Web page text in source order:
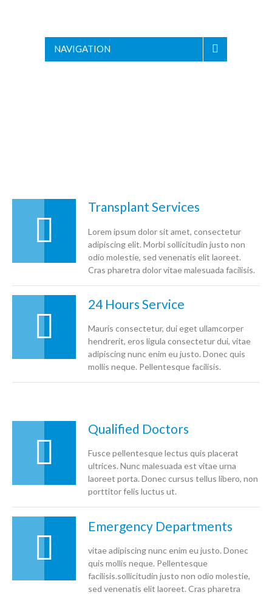
NAVIGATION
Transplant Services
Lorem ipsum dolor sit amet, consectetur
adipiscing elit. Morbi sollicitudin justo non
odio molestie, sed venenatis elit laoreet.
Cras pharetra dolor vitae malesuada facilisis.
24 Hours Service
Mauris consectetur, dui eget ullamcorper
hendrerit, eros ligula consectetur dui, vitae
adipiscing nunc enim eu justo. Donec quis
mollis neque. Pellentesque facilisis.
Qualified Doctors
Fusce pellentesque lectus quis placerat
ultrices. Nunc malesuada est vitae urna
laoreet porta. Donec cursus tellus libero, non
porttitor felis luctus ut.
Emergency Departments
vitae adipiscing nunc enim eu justo. Donec
quis mollis neque. Pellentesque
facilisis.sollicitudin justo non odio molestie,
sed venenatis elit laoreet. Cras pharetra